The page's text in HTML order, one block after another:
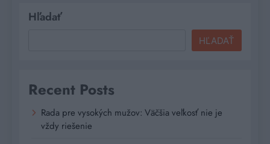
Hľadať
HĽADAŤ
Recent Posts
Rada pre vysokých mužov: Väčšia veľkosť nie je
vždy riešenie